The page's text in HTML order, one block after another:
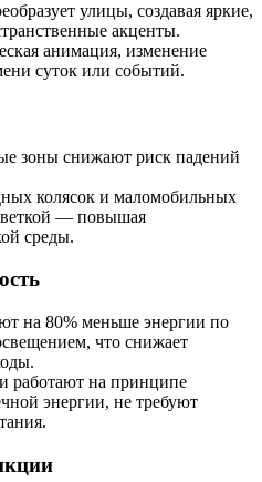
улицы, создавая яркие,
акценты.
анимация, изменение
суток или событий.
зоны снижают риск падений
колясок и маломобильных
— повышая
среды.
на 80% меньше энергии по
что снижает
работают на принципе
энергии, не требуют